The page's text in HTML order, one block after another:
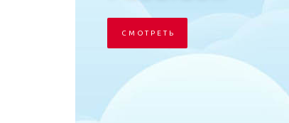
С М О Т Р Е Т Ь